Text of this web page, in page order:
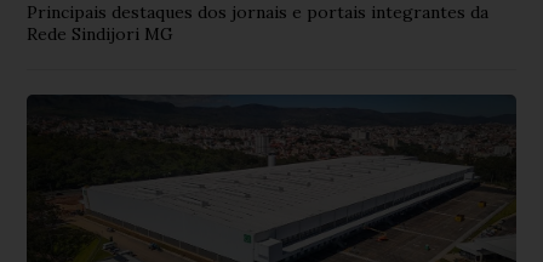
Principais destaques dos jornais e portais integrantes da
Rede Sindijori MG